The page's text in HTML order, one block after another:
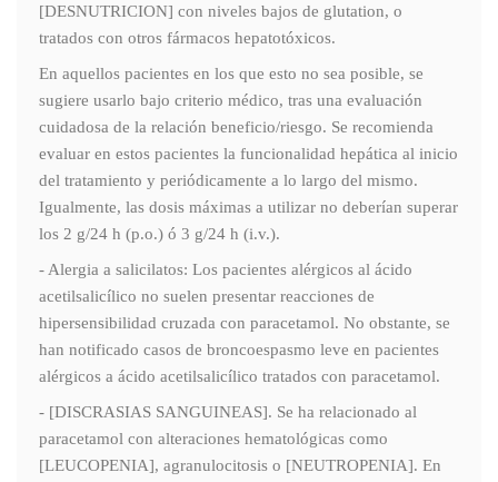
[DESNUTRICION] con niveles bajos de glutation, o
tratados con otros fármacos hepatotóxicos.
En aquellos pacientes en los que esto no sea posible, se
sugiere usarlo bajo criterio médico, tras una evaluación
cuidadosa de la relación beneficio/riesgo. Se recomienda
evaluar en estos pacientes la funcionalidad hepática al inicio
del tratamiento y periódicamente a lo largo del mismo.
Igualmente, las dosis máximas a utilizar no deberían superar
los 2 g/24 h (p.o.) ó 3 g/24 h (i.v.).
- Alergia a salicilatos: Los pacientes alérgicos al ácido
acetilsalicílico no suelen presentar reacciones de
hipersensibilidad cruzada con paracetamol. No obstante, se
han notificado casos de broncoespasmo leve en pacientes
alérgicos a ácido acetilsalicílico tratados con paracetamol.
- [DISCRASIAS SANGUINEAS]. Se ha relacionado al
paracetamol con alteraciones hematológicas como
[LEUCOPENIA], agranulocitosis o [NEUTROPENIA]. En